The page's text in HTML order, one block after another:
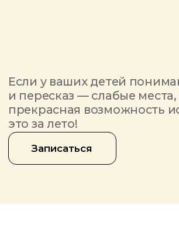
Пересказ текста — это навык, который
дает очень много пользы!
Развивается мышление, память,
совершенствуется речь, ребенок
учится последовательно и грамотно
излагать мысли. А это пригодится
не только в школе, согласны?